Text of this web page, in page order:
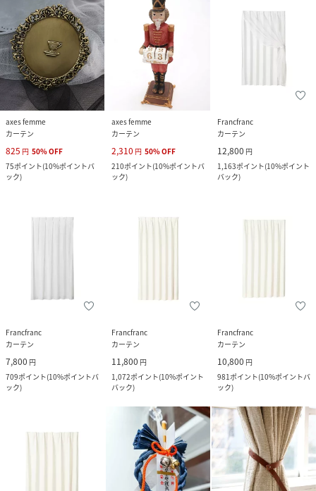
axes femme
カーテン
825 円 50%OFF
75ポイント(10%ポイントバ
ック)
axes femme
カーテン
2,310 円 50%OFF
210ポイント(10%ポイントバ
ック)
Francfranc
カーテン
12,800 円
1,163ポイント(10%ポイント
バック)
Francfranc
カーテン
7,800 円
709ポイント(10%ポイントバ
ック)
Francfranc
カーテン
11,800 円
1,072ポイント(10%ポイント
バック)
Francfranc
カーテン
10,800 円
981ポイント(10%ポイントバ
ック)